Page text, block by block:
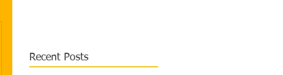
Recent Posts